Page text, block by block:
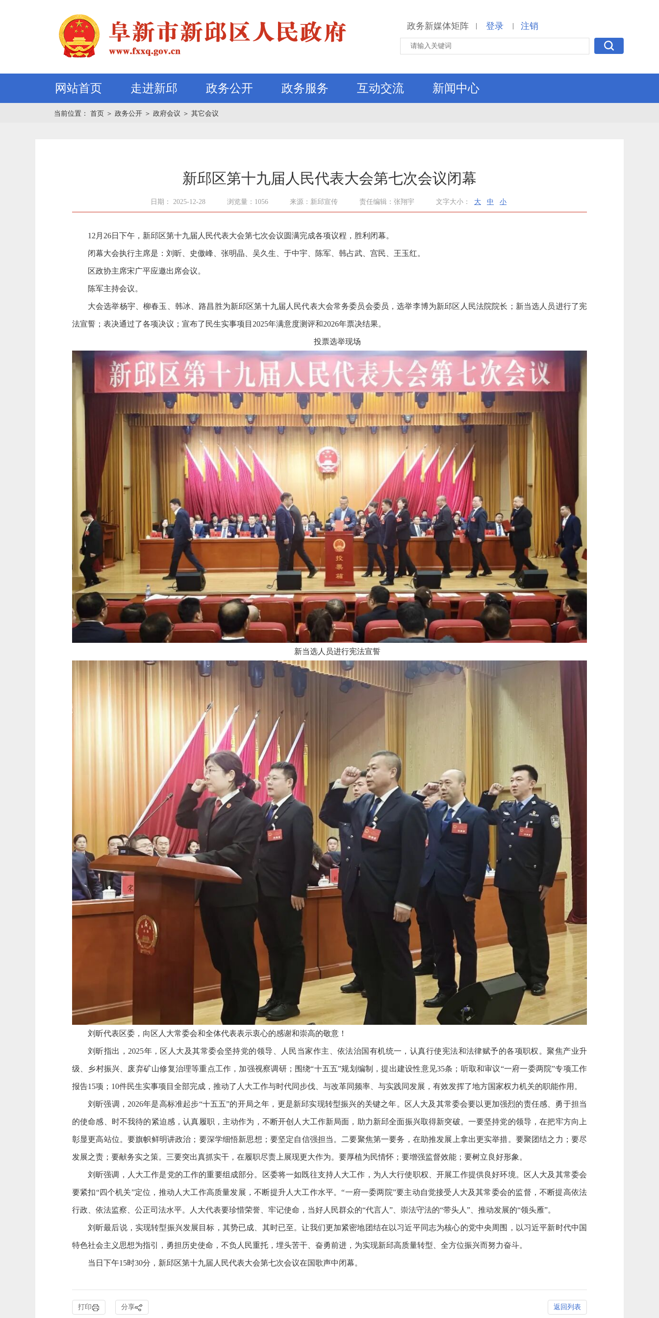
政务新媒体矩阵 | 登录 | 注销
网站首页 走进新邱 政务公开 政务服务 互动交流 新闻中心
当前位置： 首页 ＞ 政务公开 ＞ 政府会议 ＞ 其它会议
新邱区第十九届人民代表大会第七次会议闭幕
日期： 2025-12-28 浏览量：1056 来源：新邱宣传 责任编辑：张翔宇 文字大小： 大 中 小
12月26日下午，新邱区第十九届人民代表大会第七次会议圆满完成各项议程，胜利闭幕。
闭幕大会执行主席是：刘昕、史傲峰、张明晶、吴久生、于中宇、陈军、韩占武、宫民、王玉红。
区政协主席宋广平应邀出席会议。
陈军主持会议。
大会选举杨宇、柳春玉、韩冰、路昌胜为新邱区第十九届人民代表大会常务委员会委员，选举李博为新邱区人民法院院长；新当选人员进行了宪
法宣誓；表决通过了各项决议；宣布了民生实事项目2025年满意度测评和2026年票决结果。
投票选举现场
新当选人员进行宪法宣誓
刘昕代表区委，向区人大常委会和全体代表表示衷心的感谢和崇高的敬意！
刘昕指出，2025年，区人大及其常委会坚持党的领导、人民当家作主、依法治国有机统一，认真行使宪法和法律赋予的各项职权。聚焦产业升
级、乡村振兴、废弃矿山修复治理等重点工作，加强视察调研；围绕“十五五”规划编制，提出建设性意见35条；听取和审议“一府一委两院”专项工作
报告15项；10件民生实事项目全部完成，推动了人大工作与时代同步伐、与改革同频率、与实践同发展，有效发挥了地方国家权力机关的职能作用。
刘昕强调，2026年是高标准起步“十五五”的开局之年，更是新邱实现转型振兴的关键之年。区人大及其常委会要以更加强烈的责任感、勇于担当
的使命感、时不我待的紧迫感，认真履职，主动作为，不断开创人大工作新局面，助力新邱全面振兴取得新突破。一要坚持党的领导，在把牢方向上
彰显更高站位。要旗帜鲜明讲政治；要深学细悟新思想；要坚定自信强担当。二要聚焦第一要务，在助推发展上拿出更实举措。要聚团结之力；要尽
发展之责；要献务实之策。三要突出真抓实干，在履职尽责上展现更大作为。要厚植为民情怀；要增强监督效能；要树立良好形象。
刘昕强调，人大工作是党的工作的重要组成部分。区委将一如既往支持人大工作，为人大行使职权、开展工作提供良好环境。区人大及其常委会
要紧扣“四个机关”定位，推动人大工作高质量发展，不断提升人大工作水平。“一府一委两院”要主动自觉接受人大及其常委会的监督，不断提高依法
行政、依法监察、公正司法水平。人大代表要珍惜荣誉、牢记使命，当好人民群众的“代言人”、崇法守法的“带头人”、推动发展的“领头雁”。
刘昕最后说，实现转型振兴发展目标，其势已成、其时已至。让我们更加紧密地团结在以习近平同志为核心的党中央周围，以习近平新时代中国
特色社会主义思想为指引，勇担历史使命，不负人民重托，埋头苦干、奋勇前进，为实现新邱高质量转型、全方位振兴而努力奋斗。
当日下午15时30分，新邱区第十九届人民代表大会第七次会议在国歌声中闭幕。
打印 分享 返回列表